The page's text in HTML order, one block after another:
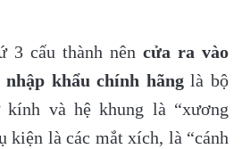
3 cấu thành nên cửa ra vào
khẩu chính hãnglà bộ
kính và hệ khung là “xương
kiện là các mắt xích, là “cánh